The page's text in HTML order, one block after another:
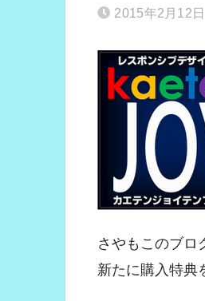
2015年2月12日
さやもこのブロ
新たに購入特典